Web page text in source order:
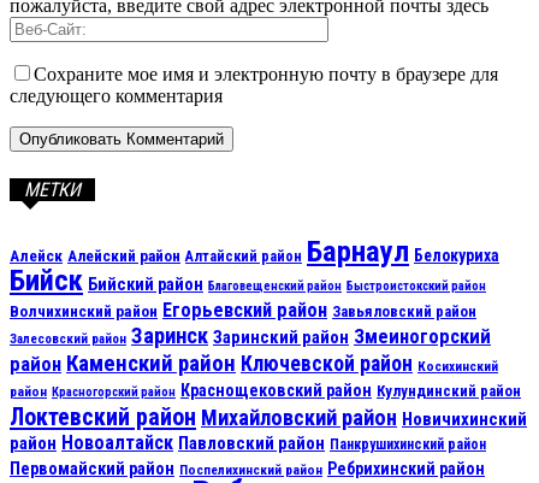
пожалуйста, введите свой адрес электронной почты здесь
Сохраните мое имя и электронную почту в браузере для
следующего комментария
МЕТКИ
Алейск Алейский район Алтайский район Барнаул Белокуриха
Бийск Бийский район Благовещенский район Быстроистокский район
Волчихинский район Егорьевский район Завьяловский район
Залесовский район Заринск Заринский район Змеиногорский
район Каменский район Ключевской район Косихинский
район Красногорский район Краснощековский район Кулундинский район
Локтевский район Михайловский район Новичихинский
район Новоалтайск Павловский район Панкрушихинский район
Первомайский район Поспелихинский район Ребрихинский район